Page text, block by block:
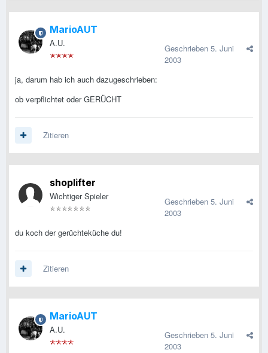
MarioAUT
A.U. Geschrieben 5. Juni
2003
ja, darum hab ich auch dazugeschrieben:
ob verpflichtet oder GERÜCHT
Zitieren
shoplifter
Wichtiger Spieler Geschrieben 5. Juni
2003
du koch der gerüchteküche du!
Zitieren
MarioAUT
A.U. Geschrieben 5. Juni
2003